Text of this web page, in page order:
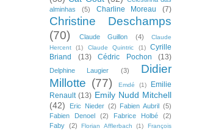
alminhas
(5) Charline Moreau (7)
Christine Deschamps
(70)
Claude Guillon (4)
Claude
Hercent
(1) Claude Quintric (1)
Cyrille
Briand
(13) Cédric Pochon (13)
Delphine Laugier (3)
Didier
Millotte (77) Emdé (1)
Emilie
Renault (13) Emily Nudd Mitchell
(42)
Eric Nieder (2) Fabien Aubril (5)
Fabien Denoel
(2) Fabrice Holbé
(2)
Faby (2) Florian Afflerbach (1)
François